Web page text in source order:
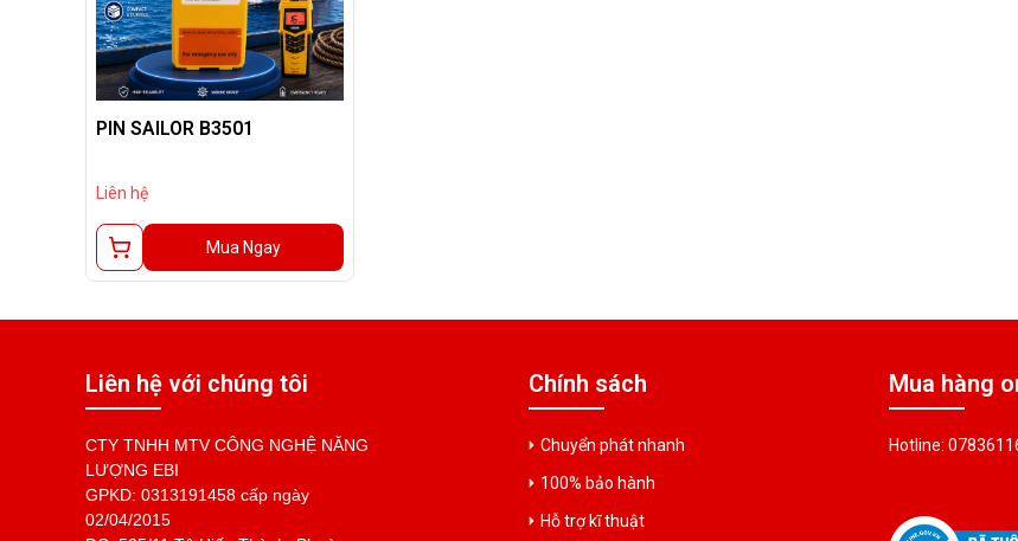
PIN SAILOR B3501
Liên hệ
Mua Ngay
Liên hệ với chúng tôi
CTY TNHH MTV CÔNG NGHỆ NĂNG
LƯỢNG EBI
GPKD: 0313191458 cấp ngày
02/04/2015
Chính sách
Chuyển phát nhanh
100% bảo hành
Hỗ trợ kĩ thuật
Mua hàng
Hotline: